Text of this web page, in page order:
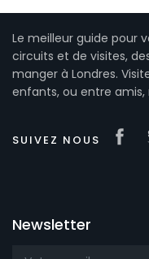
Le meilleur guide pour
circuits et de visites,
manger à Londres.
enfants, ou entre amis,
SUIVEZ NOUS
Newsletter